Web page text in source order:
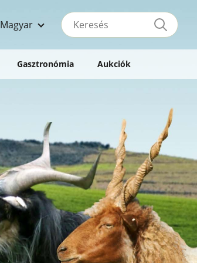
Magyar
Keresés
Gasztronómia Aukciók